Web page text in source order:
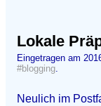
Lokale
Eingetragen am
#blogging.
Neulich im